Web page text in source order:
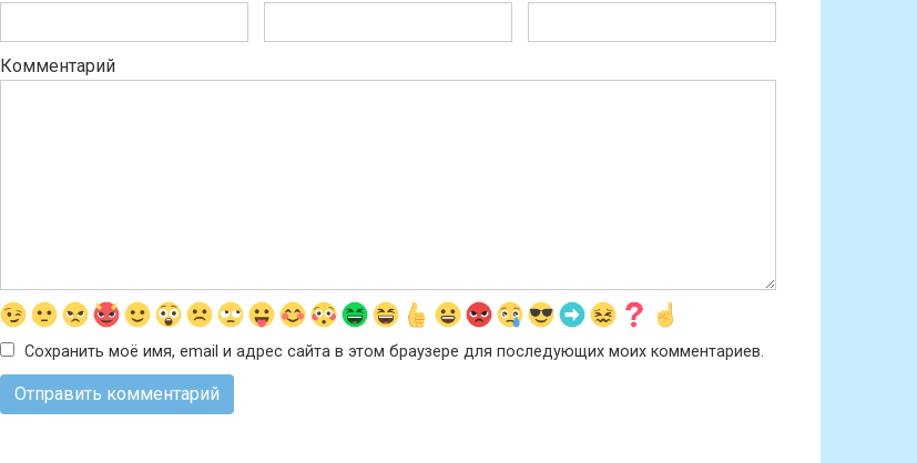
Комментарий
Сохранить моё имя, email и адрес сайта в этом браузере для последующих моих комментариев.